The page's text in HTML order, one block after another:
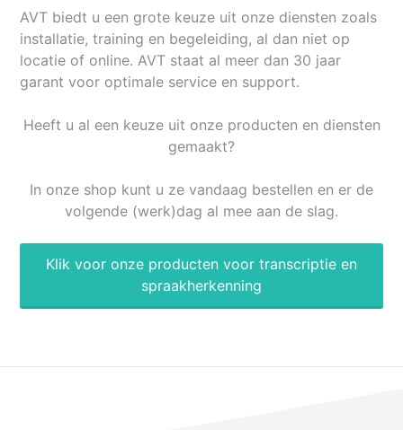
AVT biedt u een grote keuze uit onze diensten zoals
installatie, training en begeleiding, al dan niet op
locatie of online. AVT staat al meer dan 30 jaar
garant voor optimale service en support.
Heeft u al een keuze uit onze producten en diensten
gemaakt?
In onze shop kunt u ze vandaag bestellen en er de
volgende (werk)dag al mee aan de slag.
Klik voor onze producten voor transcriptie en
spraakherkenning